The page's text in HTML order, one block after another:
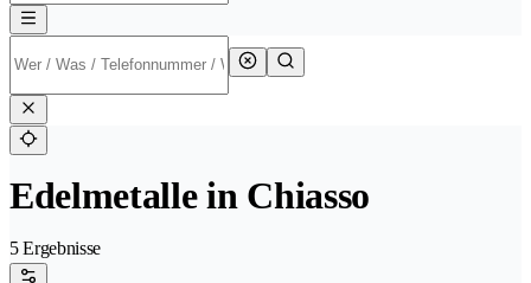
Edelmetalle in Chiasso
5 Ergebnisse